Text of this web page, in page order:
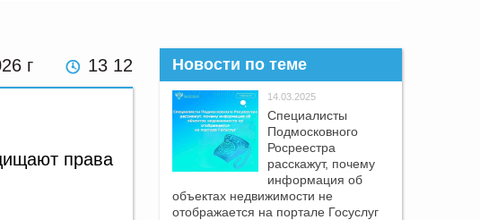
г 13 12
права
Новости по теме
14.03.2025
Специалисты
Подмосковного
Росреестра
расскажут, почему
информация об
объектах недвижимости не
отображается на портале Госуслуг